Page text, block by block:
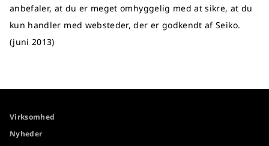
anbefaler, at du er meget omhyggelig med at sikre, at du
kun handler med websteder, der er godkendt af Seiko.
(juni 2013)
Virksomhed
Nyheder